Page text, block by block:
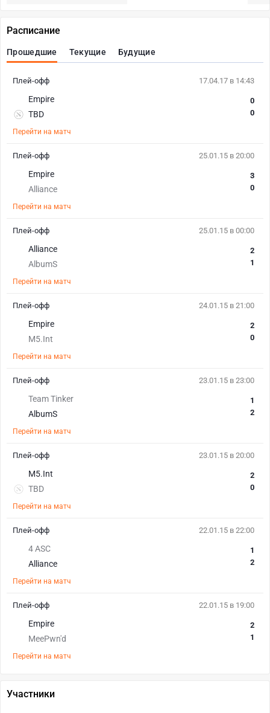
Расписание
Прошедшие Текущие Будущие
17.04.17 в 14:43
Empire
TBD
0
0
Перейти на матч
Плей-офф
25.01.15 в 20:00
Empire
Alliance
3
0
Перейти на матч
Плей-офф
25.01.15 в 00:00
Alliance
AlbumS
2
1
Перейти на матч
Плей-офф
24.01.15 в 21:00
Empire
M5.Int
2
0
Перейти на матч
Плей-офф
23.01.15 в 23:00
Team Tinker
AlbumS
1
2
Перейти на матч
Плей-офф
23.01.15 в 20:00
M5.Int
TBD
2
0
Перейти на матч
Плей-офф
22.01.15 в 22:00
4 ASC
Alliance
1
2
Перейти на матч
Плей-офф
22.01.15 в 19:00
Empire
MeePwn'd
2
1
Перейти на матч
Плей-офф
Участники